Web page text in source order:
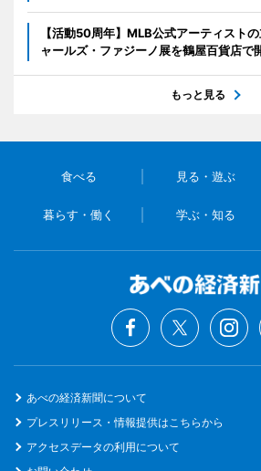
【活動50周年】MLB公式アーティスト
ャールズ・ファジーノ展を鶴屋百貨店で
もっと見る
食べる 見る・遊ぶ
暮らす・働く 学ぶ・知る
あべの経済新聞について
プレスリリース・情報提供はこちらから
アクセスデータの利用について